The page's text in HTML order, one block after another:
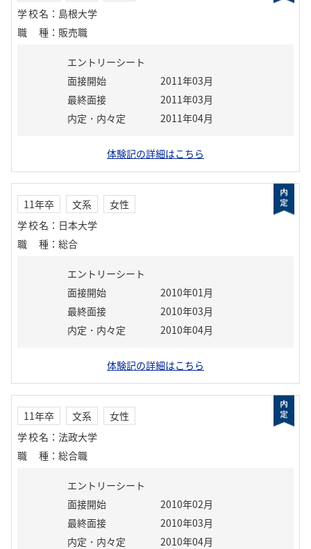
学校名 ： 島根大学
職種 ： 販売職
エントリーシート
面接開始
2011年03月
最終面接
2011年03月
内定・内々定
2011年04月
体験記の詳細はこちら
11年卒 文系
女性
学校名 ： 日本大学
職種 ： 総合
エントリーシート
面接開始
2010年01月
最終面接
2010年03月
内定・内々定
2010年04月
体験記の詳細はこちら
11年卒 文系
女性
学校名 ： 法政大学
職種 ： 総合職
エントリーシート
面接開始
2010年02月
最終面接
2010年03月
内定・内々定
2010年04月